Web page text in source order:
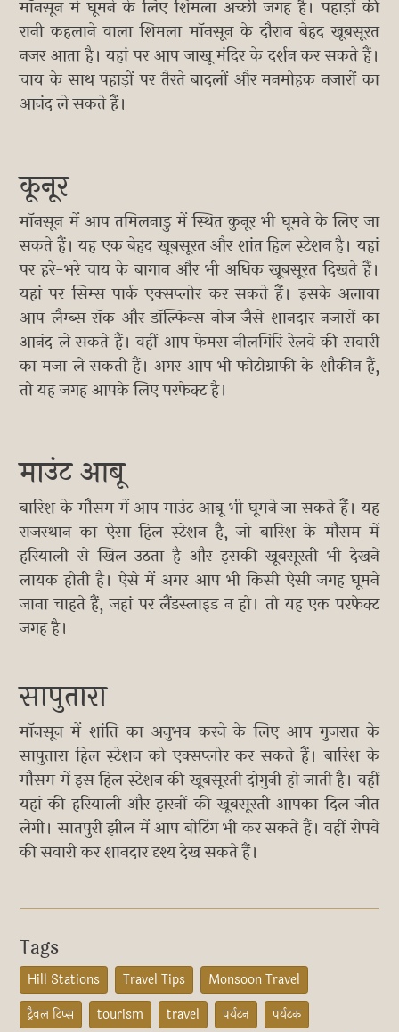
मॉनसून में घूमने के लिए शिमला अच्छी जगह है। पहाड़ों की
रानी कहलाने वाला शिमला मॉनसून के दौरान बेहद खूबसूरत
नजर आता है। यहां पर आप जाखू मंदिर के दर्शन कर सकते हैं।
चाय के साथ पहाड़ों पर तैरते बादलों और मनमोहक नजारों का
आनंद ले सकते हैं।
कूनूर
मॉनसून में आप तमिलनाडु में स्थित कुनूर भी घूमने के लिए जा
सकते हैं। यह एक बेहद खूबसूरत और शांत हिल स्टेशन है। यहां
पर हरे-भरे चाय के बागान और भी अधिक खूबसूरत दिखते हैं।
यहां पर सिम्स पार्क एक्सप्लोर कर सकते हैं। इसके अलावा
आप लैम्ब्स रॉक और डॉल्फिन्स नोज जैसे शानदार नजारों का
आनंद ले सकते हैं। वहीं आप फेमस नीलगिरि रेलवे की सवारी
का मजा ले सकती हैं। अगर आप भी फोटोग्राफी के शौकीन हैं,
तो यह जगह आपके लिए परफेक्ट है।
माउंट आबू
बारिश के मौसम में आप माउंट आबू भी घूमने जा सकते हैं। यह
राजस्थान का ऐसा हिल स्टेशन है, जो बारिश के मौसम में
हरियाली से खिल उठता है और इसकी खूबसूरती भी देखने
लायक होती है। ऐसे में अगर आप भी किसी ऐसी जगह घूमने
जाना चाहते हैं, जहां पर लैंडस्लाइड न हो। तो यह एक परफेक्ट
जगह है।
सापुतारा
मॉनसून में शांति का अनुभव करने के लिए आप गुजरात के
सापुतारा हिल स्टेशन को एक्सप्लोर कर सकते हैं। बारिश के
मौसम में इस हिल स्टेशन की खूबसूरती दोगुनी हो जाती है। वहीं
यहां की हरियाली और झरनों की खूबसूरती आपका दिल जीत
लेगी। सातपुरी झील में आप बोटिंग भी कर सकते हैं। वहीं रोपवे
की सवारी कर शानदार दृश्य देख सकते हैं।
Tags
Hill Stations Travel Tips
Monsoon Travel
ट्रैवल टिप्स
tourism travel पर्यटन
पर्यटक